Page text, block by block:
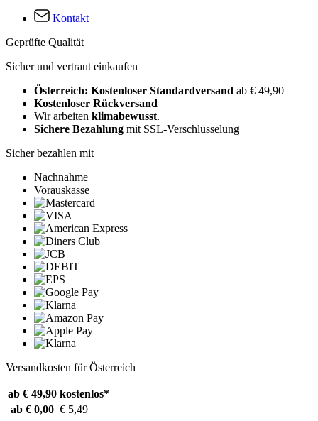
Kontakt
Geprüfte Qualität
Sicher und vertraut einkaufen
Österreich: Kostenloser Standardversand ab € 49,90
Kostenloser Rückversand
Wir arbeiten klimabewusst.
Sichere Bezahlung mit SSL-Verschlüsselung
Sicher bezahlen mit
Nachnahme
Vorauskasse
Versandkosten für Österreich
ab € 49,90 kostenlos*
ab € 0,00 € 5,49